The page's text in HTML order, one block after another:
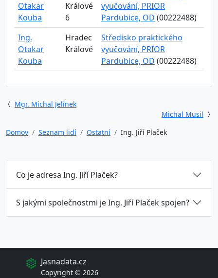
Otakar
Kouba
Králové
6
vyučování, PRIOR
Pardubice, OD (00222488)
Ing.
Otakar
Kouba
Hradec
Králové
Středisko praktického
vyučování, PRIOR
Pardubice, OD (00222488)
Mgr. Michal Jelínek
Michal Musil
Domov
Seznam lidí Ostatní Ing. Jiří Plaček
Co je adresa Ing. Jiří Plaček?
S jakými společnostmi je Ing. Jiří Plaček spojen?
Jasnadata.cz
Copyright © 2026